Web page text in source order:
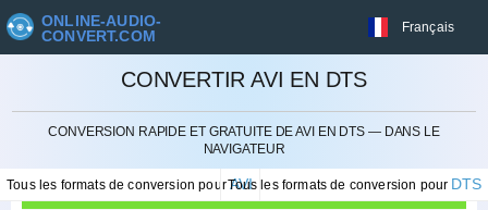
ONLINE-AUDIO-
CONVERT.COM
Français
CONVERTIR AVI EN DTS
CONVERSION RAPIDE ET GRATUITE DE AVI EN DTS — DANS LE
NAVIGATEUR
Tous les formats de conversion pourAVI
Tous les formats de conversion pour DTS